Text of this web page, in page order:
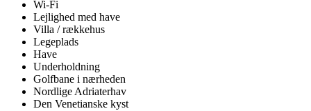
Wi-Fi
Lejlighed med have
Villa / rækkehus
Legeplads
Have
Underholdning
Golfbane i nærheden
Nordlige Adriaterhav
Den Venetianske kyst